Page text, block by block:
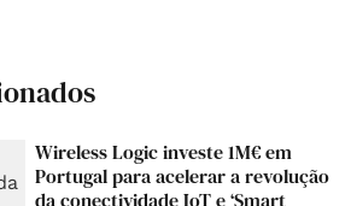
Wireless Logic investe 1M€ em
Portugal para acelerar a revolução
da conectividade IoT e ‘Smart